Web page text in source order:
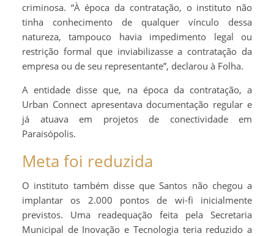
criminosa. “À época da contratação, o instituto não
tinha conhecimento de qualquer vínculo dessa
natureza, tampouco havia impedimento legal ou
restrição formal que inviabilizasse a contratação da
empresa ou de seu representante”, declarou à Folha.
A entidade disse que, na época da contratação, a
Urban Connect apresentava documentação regular e
já atuava em projetos de conectividade em
Paraisópolis.
Meta foi reduzida
O instituto também disse que Santos não chegou a
implantar os 2.000 pontos de wi-fi inicialmente
previstos. Uma readequação feita pela Secretaria
Municipal de Inovação e Tecnologia teria reduzido a